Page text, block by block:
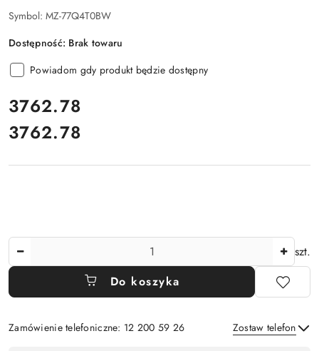
Symbol: MZ-77Q4T0BW
Dostępność: Brak towaru
Powiadom gdy produkt będzie dostępny
cena:
3762.78
Cena:
3762.78
szt.
Do koszyka
Zamówienie telefoniczne: 12 200 59 26 Zostaw telefon